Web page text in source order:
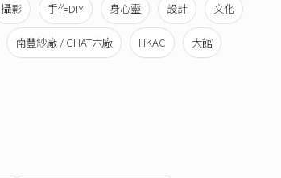
攝影 手作DIY 身心靈 設計 文化
南豐紗廠 / CHAT六廠 HKAC 大館